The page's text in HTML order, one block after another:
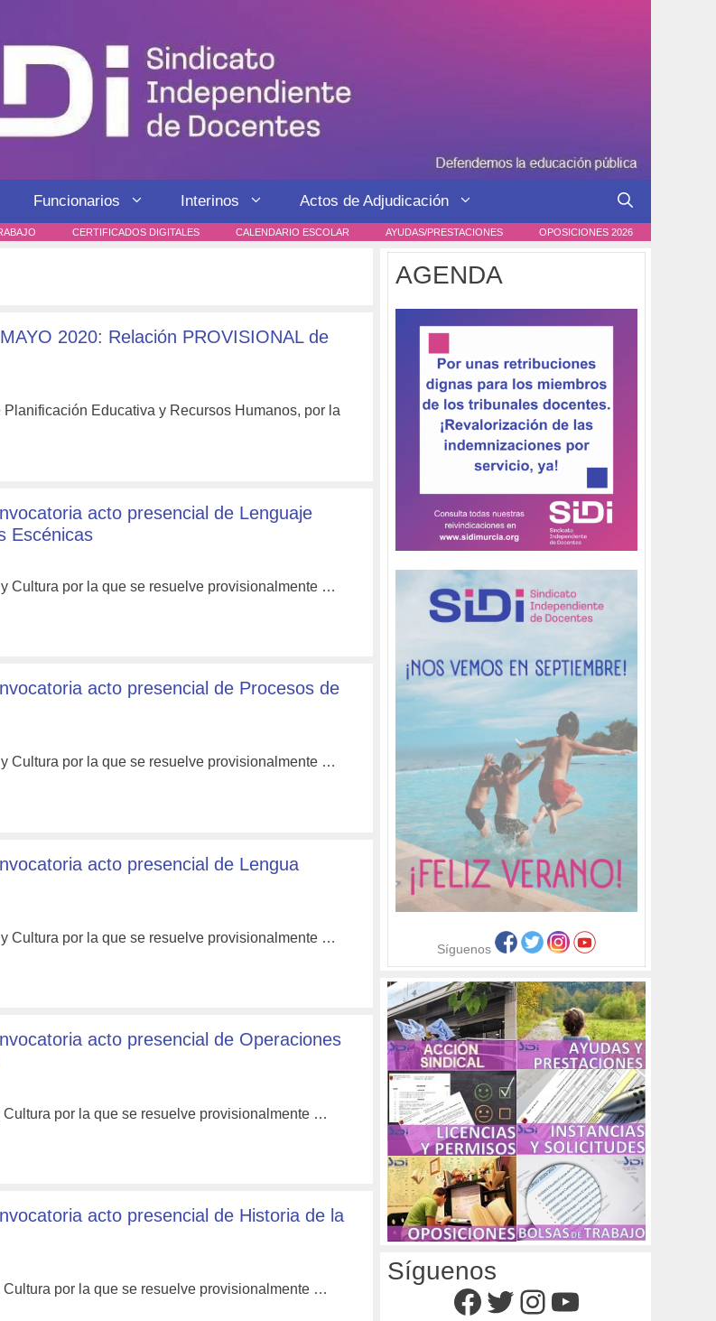
Funcionarios Interinos Actos de Adjudicación
CERTIFICADOS DIGITALES CALENDARIO ESCOLAR AYUDAS/PRESTACIONES OPOSICIONES 2026
2020: Relación PROVISIONAL de
Educativa y Recursos Humanos, por la
acto presencial de Lenguaje
Escénicas
Cultura por la que se resuelve provisionalmente …
acto presencial de Procesos de
Cultura por la que se resuelve provisionalmente …
acto presencial de Lengua
Cultura por la que se resuelve provisionalmente …
acto presencial de Operaciones
por la que se resuelve provisionalmente …
acto presencial de Historia de la
por la que se resuelve provisionalmente …
AGENDA
Síguenos
Síguenos
Facebook
Twitter
Instagram
YouTube